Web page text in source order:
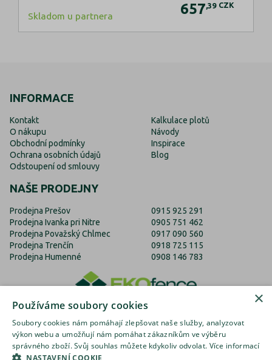
Skladom u partnera 657 ,39 CZK
INFORMACE
Kontakt
O nákupu
Obchodní podmínky
Ochrana osobních údajů
Odstoupení od smlouvy
Kalkulace plotů
Návody
Inspirace
Blog
NAŠE PRODEJNY
Prodejna Prešov
Prodejna Ivanka pri Nitre
Prodejna Považský Chlmec
Prodejna Trenčín
Prodejna Humenné
0915 925 291
0905 751 462
0917 090 560
0918 725 115
0908 146 783
EKOfence.cz EKOfence.sk EKOfence.com
×
Používáme soubory cookies
Soubory cookies nám pomáhají zlepšovat naše služby, analyzovat
výkon webu a umožňují nám pomáhat zákazníkům ve výběru
správného zboží. Svůj souhlas můžete kdykoliv odvolat. Více informací
NASTAVENÍ COOKIE